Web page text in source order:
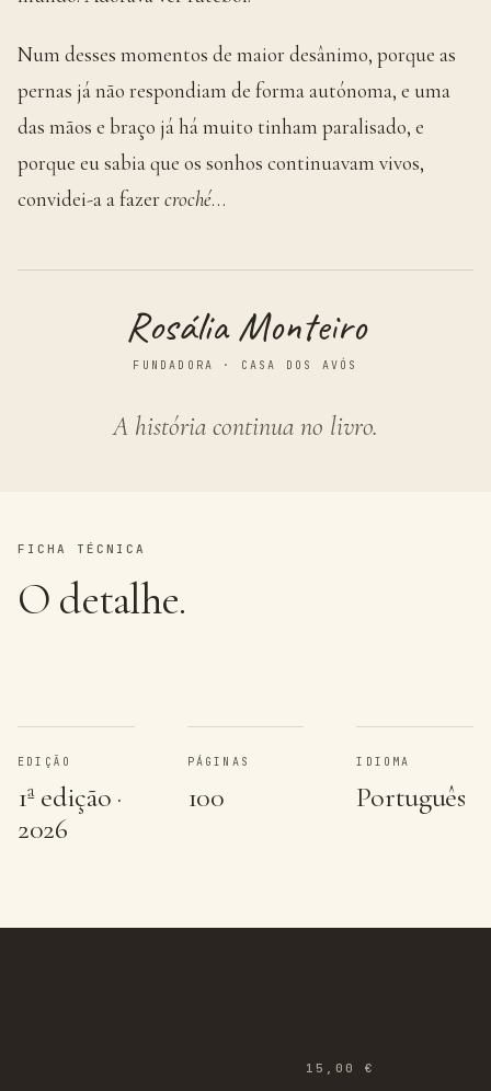
Num desses momentos de maior desânimo, porque as
pernas já não respondiam de forma autónoma, e uma
das mãos e braço já há muito tinham paralisado, e
porque eu sabia que os sonhos continuavam vivos,
convidei-a a fazercroché…
Rosália Monteiro
FUNDADORA · CASA DOS AVÓS
A história continua no livro.
FICHA TÉCNICA
O detalhe.
EDIÇÃO
1ª edição ·
2026
PÁGINAS
100
IDIOMA
Português
15,00 €